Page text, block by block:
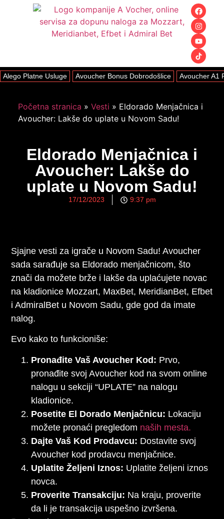
Alego Platne Usluge Avoucher Bonus Dobrodošlice Avoucher A1
Početna stranica » Vesti » Eldorado Menjačnica i
Avoucher: Lakše do uplate u Novom Sadu!
Eldorado Menjačnica i
Avoucher: Lakše do
uplate u Novom Sadu!
17/12/2023 9:37 pm
Sjajne vesti za igrače u Novom Sadu! Avoucher
sada sarađuje sa Eldorado menjačnicom, što
znači da možete brže i lakše da uplaćujete novac
na kladionice Mozzart, MaxBet, MeridianBet, Efbet
i AdmiralBet u Novom Sadu, gde god da imate
nalog.
Evo kako to funkcioniše:
Pronađite Vaš Avoucher Kod: Prvo,
pronađite svoj Avoucher kod na svom online
nalogu u sekciji “UPLATE” na nalogu
kladionice.
Posetite El Dorado Menjačnicu: Lokaciju
možete pronaći pregledom naših mesta.
Dajte Vaš Kod Prodavcu: Dostavite svoj
Avoucher kod prodavcu menjačnice.
Uplatite Željeni Iznos: Uplatite željeni iznos
novca.
Proverite Transakciju: Na kraju, proverite
da li je transakcija uspešno izvršena.